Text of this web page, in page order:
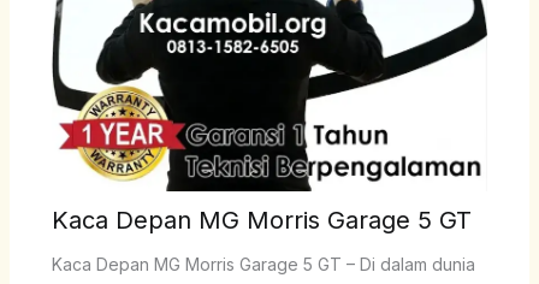
Kaca Depan MG Morris Garage 5 GT
Kaca Depan MG Morris Garage 5 GT – Di dalam dunia